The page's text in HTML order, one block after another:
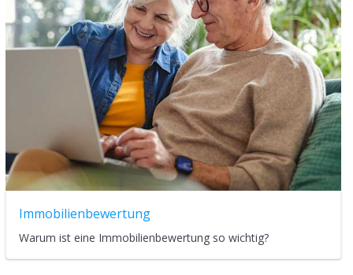
Immobilienbewertung
Warum ist eine Immobilienbewertung so wichtig?